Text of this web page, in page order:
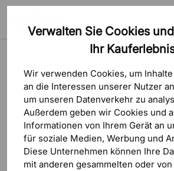
Verwalten Sie Cookies
Ihr
Wir verwenden Cookies, um
an die Interessen unserer Nutzer
um unseren Datenverkehr zu
Außerdem geben wir Cookies und
Informationen von Ihrem Gerät an
für soziale Medien, Werbung und
Diese Unternehmen können Ihre
mit anderen gesammelten oder
Aktive Sitz- & Stehmöbel